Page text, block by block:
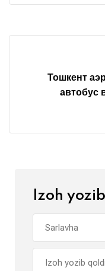
Тошкент
автобус
Izoh